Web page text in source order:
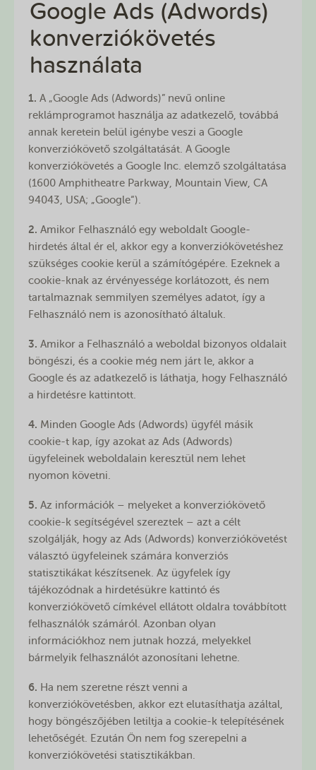
Google Ads (Adwords)
konverziókövetés
használata
1. A „Google Ads (Adwords)” nevű online
reklámprogramot használja az adatkezelő, továbbá
annak keretein belül igénybe veszi a Google
konverziókövető szolgáltatását. A Google
konverziókövetés a Google Inc. elemző szolgáltatása
(1600 Amphitheatre Parkway, Mountain View, CA
94043, USA; „Google“).
2. Amikor Felhasználó egy weboldalt Google-
hirdetés által ér el, akkor egy a konverziókövetéshez
szükséges cookie kerül a számítógépére. Ezeknek a
cookie-knak az érvényessége korlátozott, és nem
tartalmaznak semmilyen személyes adatot, így a
Felhasználó nem is azonosítható általuk.
3. Amikor a Felhasználó a weboldal bizonyos oldalait
böngészi, és a cookie még nem járt le, akkor a
Google és az adatkezelő is láthatja, hogy Felhasználó
a hirdetésre kattintott.
4. Minden Google Ads (Adwords) ügyfél másik
cookie-t kap, így azokat az Ads (Adwords)
ügyfeleinek weboldalain keresztül nem lehet
nyomon követni.
5. Az információk – melyeket a konverziókövető
cookie-k segítségével szereztek – azt a célt
szolgálják, hogy az Ads (Adwords) konverziókövetést
választó ügyfeleinek számára konverziós
statisztikákat készítsenek. Az ügyfelek így
tájékozódnak a hirdetésükre kattintó és
konverziókövető címkével ellátott oldalra továbbított
felhasználók számáról. Azonban olyan
információkhoz nem jutnak hozzá, melyekkel
bármelyik felhasználót azonosítani lehetne.
6. Ha nem szeretne részt venni a
konverziókövetésben, akkor ezt elutasíthatja azáltal,
hogy böngészőjében letiltja a cookie-k telepítésének
lehetőségét. Ezután Ön nem fog szerepelni a
konverziókövetési statisztikákban.